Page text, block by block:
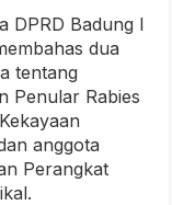
DPRD Badung I
dua
tentang
Penular Rabies
anggota
Perangkat